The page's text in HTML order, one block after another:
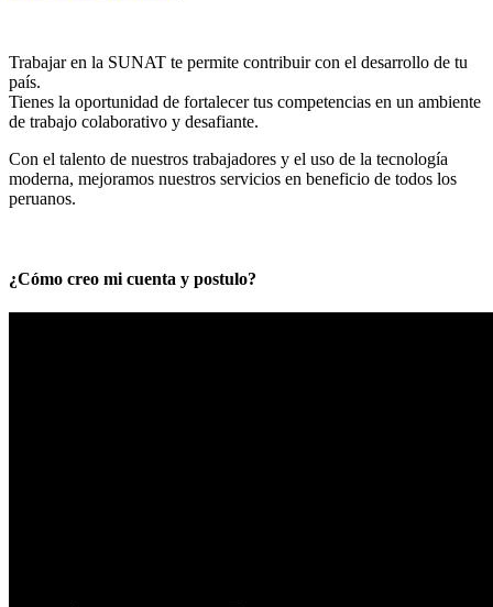
Trabajar en la SUNAT te permite contribuir con el desarrollo de tu
país.
Tienes la oportunidad de fortalecer tus competencias en un ambiente
de trabajo colaborativo y desafiante.
Con el talento de nuestros trabajadores y el uso de la tecnología
moderna, mejoramos nuestros servicios en beneficio de todos los
peruanos.
¿Cómo creo mi cuenta y postulo?